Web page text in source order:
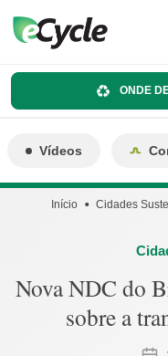
ONDE
Vídeos
Início Cidades
Nova NDC do
sobre a